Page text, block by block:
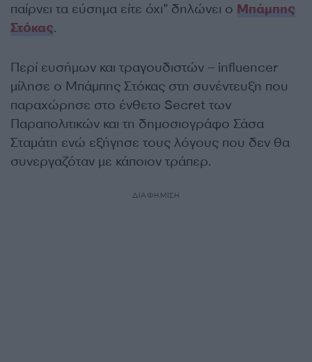
παίρνει τα εύσημα είτε όχι” δηλώνει ο Μπάμπης
Στόκας.
Περί ευσήμων και τραγουδιστών – influencer
μίλησε ο Μπάμπης Στόκας στη συνέντευξη που
παραχώρησε στο ένθετο Secret των
Παραπολιτικών και τη δημοσιογράφο Σάσα
Σταμάτη ενώ εξήγησε τους λόγους που δεν θα
συνεργαζόταν με κάποιον τράπερ.
ΔΙΑΦΗΜΙΣΗ